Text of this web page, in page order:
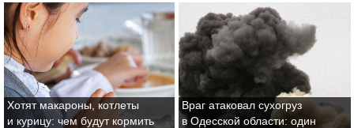
Хотят макароны, котлеты
и курицу: чем будут кормить
Враг атаковал сухогруз
в Одесской области: один